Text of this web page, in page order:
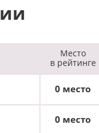
Место
в рейтинге
0 место
0 место